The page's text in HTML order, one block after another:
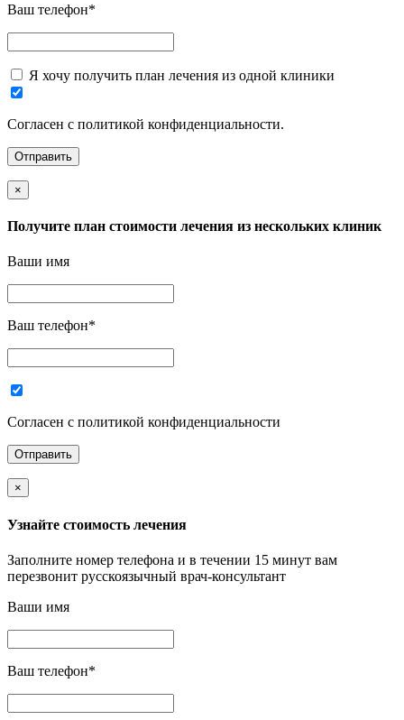
Ваш телефон*
Я хочу получить план лечения из одной клиники
Согласен с политикой конфиденциальности.
×
Получите план стоимости лечения из нескольких клиник
Ваши имя
Ваш телефон*
Согласен с политикой конфиденциальности
×
Узнайте стоимость лечения
Заполните номер телефона и в течении 15 минут вам
перезвонит русскоязычный врач-консультант
Ваши имя
Ваш телефон*